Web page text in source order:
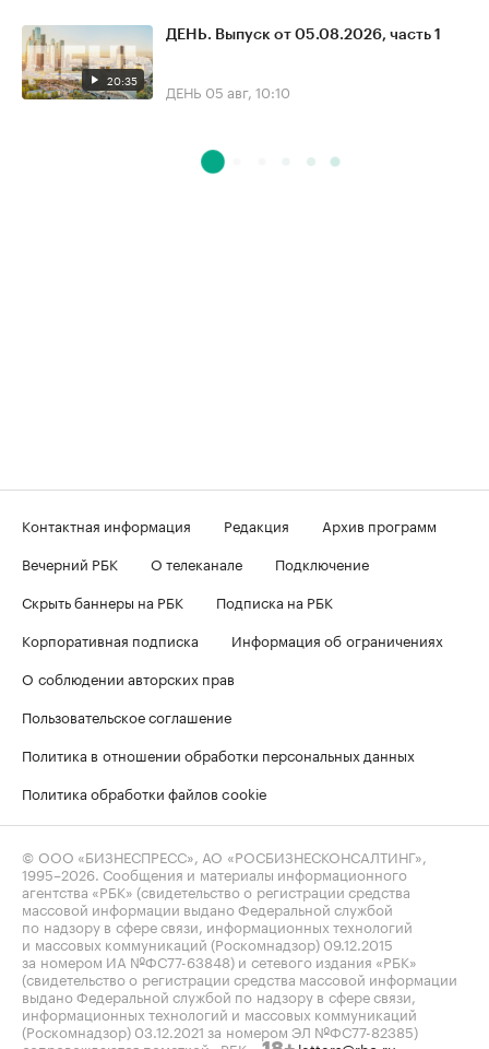
20:35
ДЕНЬ. Выпуск от 05.08.2026, часть 1
ДЕНЬ 05 авг, 10:10
Контактная информация Редакция
Архив программ
Вечерний РБК
О телеканале
Подключение
Скрыть баннеры на РБК
Подписка на РБК
Корпоративная подписка
Информация об ограничениях
О соблюдении авторских прав
Пользовательское соглашение
Политика в отношении обработки персональных данных
Политика обработки файлов cookie
© ООО «БИЗНЕСПРЕСС», АО «РОСБИЗНЕСКОНСАЛТИНГ»,
1995–2026 . Сообщения и материалы информационного
агентства «РБК» (свидетельство о регистрации средства
массовой информации выдано Федеральной службой
по надзору в сфере связи, информационных технологий
и массовых коммуникаций (Роскомнадзор) 09.12.2015
за номером ИА №ФС77-63848) и сетевого издания «РБК»
(свидетельство о регистрации средства массовой информации
выдано Федеральной службой по надзору в сфере связи,
информационных технологий и массовых коммуникаций
(Роскомнадзор) 03.12.2021 за номером ЭЛ №ФС77-82385)